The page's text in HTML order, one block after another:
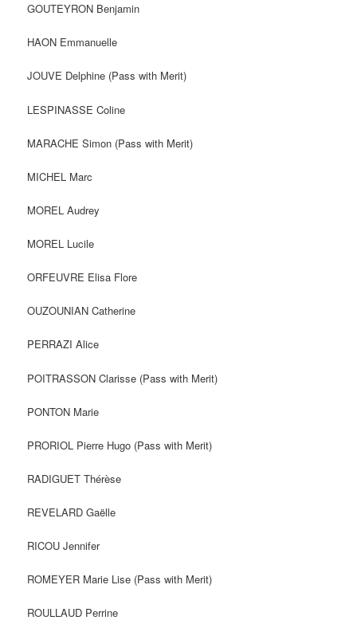
GOUTEYRON Benjamin
HAON Emmanuelle
JOUVE Delphine (Pass with Merit)
LESPINASSE Coline
MARACHE Simon (Pass with Merit)
MICHEL Marc
MOREL Audrey
MOREL Lucile
ORFEUVRE Elisa Flore
OUZOUNIAN Catherine
PERRAZI Alice
POITRASSON Clarisse (Pass with Merit)
PONTON Marie
PRORIOL Pierre Hugo (Pass with Merit)
RADIGUET Thérèse
REVELARD Gaëlle
RICOU Jennifer
ROMEYER Marie Lise (Pass with Merit)
ROULLAUD Perrine